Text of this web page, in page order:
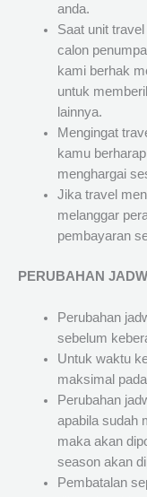
anda.
Saat unit
calon
kami berhak
untuk
lainnya.
Mengingat
kamu
menghargai
Jika travel
melanggar
pembayaran
PERUBAHAN
Perubahan
sebelum
Untuk waktu
maksimal
Perubahan
apabila sudah
maka akan
season akan
Pembatalan